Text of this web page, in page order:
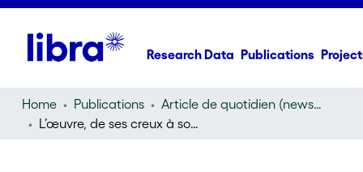
Research Data Publications
Home Publications
Article de quotidien (newspaper article)
L’œuvre, de ses creux à son cœur